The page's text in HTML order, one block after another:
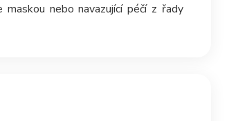
nebo navazující péčí z řady